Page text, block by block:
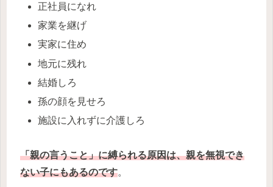
正社員になれ
家業を継げ
実家に住め
地元に残れ
結婚しろ
孫の顔を見せろ
施設に入れずに介護しろ
「親の言うこと」に縛られる原因は、親を無視でき
ない子にもあるのです。